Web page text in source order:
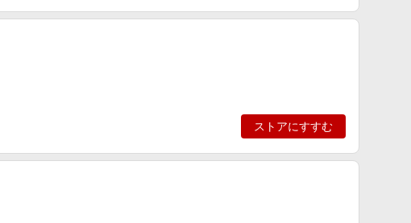
ストアにすすむ